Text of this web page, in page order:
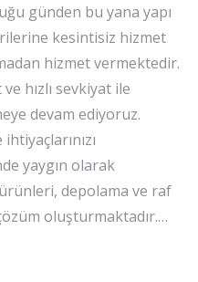
günden bu yana yapı
kesintisiz hizmet
hizmet vermektedir.
hızlı sevkiyat ile
devam ediyoruz.
yaygın olarak
depolama ve raf
oluşturmaktadır.…